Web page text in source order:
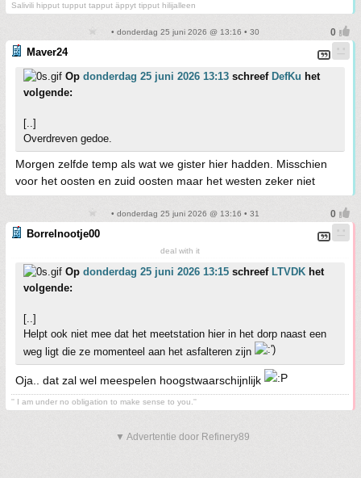
Salivili hipput tupput tapput äppyt tipput hilijalleen
• donderdag 25 juni 2026 @ 13:16 • 30
Maver24
Op donderdag 25 juni 2026 13:13 schreef DefKu het
volgende:
[..]
Overdreven gedoe.
Morgen zelfde temp als wat we gister hier hadden. Misschien
voor het oosten en zuid oosten maar het westen zeker niet
• donderdag 25 juni 2026 @ 13:16 • 31
Borrelnootje00
deal with it
Op donderdag 25 juni 2026 13:15 schreef LTVDK het
volgende:
[..]
Helpt ook niet mee dat het meetstation hier in het dorp naast een
weg ligt die ze momenteel aan het asfalteren zijn
Oja.. dat zal wel meespelen hoogstwaarschijnlijk
'' I am under no obligation to make sense to you.''
▼ Advertentie door Refinery89